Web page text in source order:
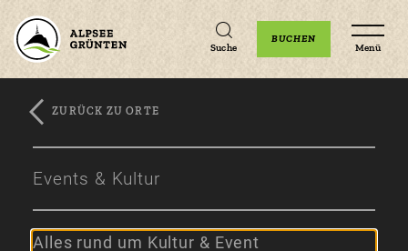
Zum
Zur
Zum
Suche
BUCHEN
Menü
ZURÜCK ZU ORTE
Events & Kultur
Alles rund um Kultur & Event
Unterkünfte Veranstaltungen